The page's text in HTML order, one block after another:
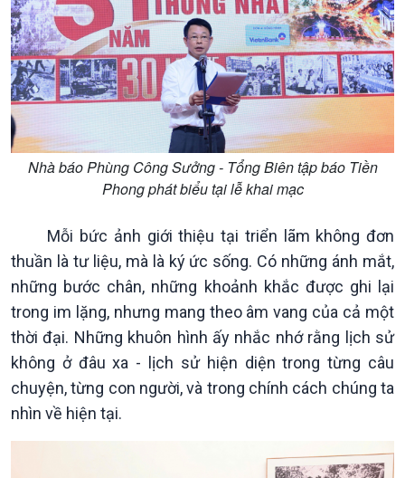
Trước giờ mở cửa
Dòng chảy Kinh tế
Sức sống hàng Việt
Khởi nghiệp
Tuyên chiến với gian lận
thương mại
Nông nghiệp & Biển đảo
đảo
Mùa vàng
Biển đảo Việt Nam
Tâm tình biên giới và hải
đảo
Tìm hiểu biển, đảo Việt
Nam
Nhà báo Phùng Công Sưởng - Tổng Biên tập báo Tiền
Phong phát biểu tại lễ khai mạc
Mỗi bức ảnh giới thiệu tại triển lãm không đơn
thuần là tư liệu, mà là ký ức sống. Có những ánh mắt,
những bước chân, những khoảnh khắc được ghi lại
trong im lặng, nhưng mang theo âm vang của cả một
thời đại. Những khuôn hình ấy nhắc nhớ rằng lịch sử
không ở đâu xa - lịch sử hiện diện trong từng câu
chuyện, từng con người, và trong chính cách chúng ta
nhìn về hiện tại.